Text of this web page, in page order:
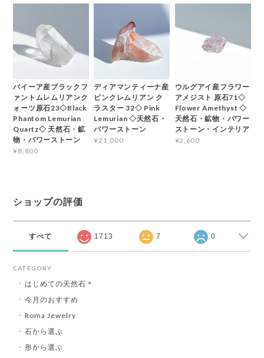
バイーア産ブラックフ
ァントムレムリアンク
ォーツ原石23◇Black
Phantom Lemurian
Quartz◇ 天然石・鉱
物・パワーストーン
¥8,800
ディアマンティーナ産
ピンクレムリアン ク
ラスター 32◇ Pink
Lemurian ◇天然石・
パワーストーン
¥21,000
ウルグアイ産フラワー
アメジスト 原石71◇
Flower Amethyst ◇
天然石・鉱物・パワー
ストーン・インテリア
¥2,600
ショップの評価
すべて 1713 7 0
CATEGORY
はじめての天然石＊
今月のおすすめ
Roma Jewelry
石から選ぶ
形から選ぶ